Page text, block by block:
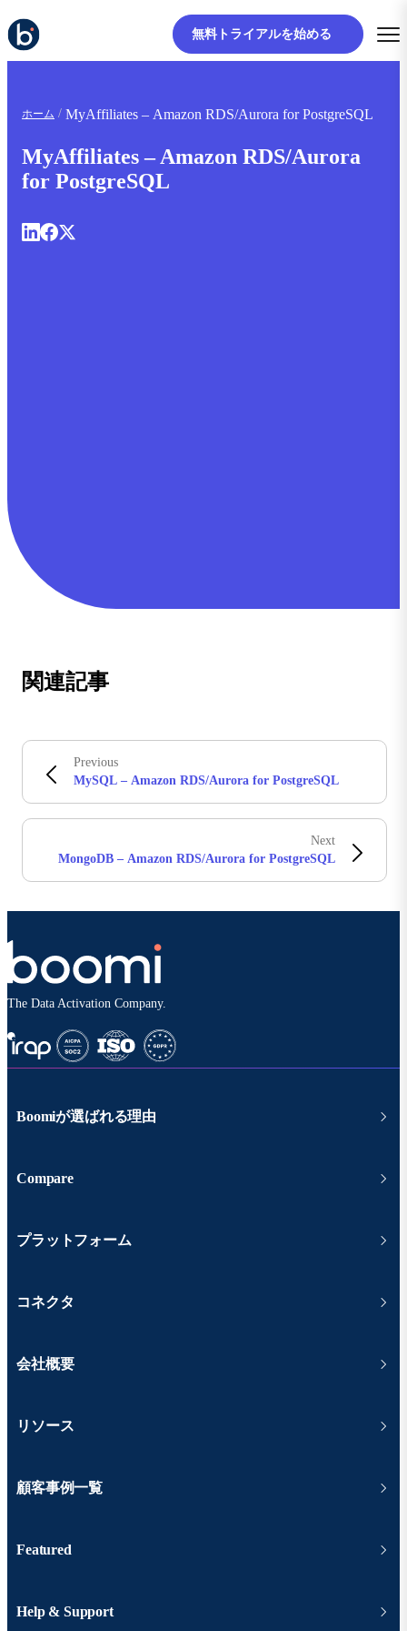
無料トライアルを始める
ホーム MyAffiliates – Amazon RDS/Aurora for PostgreSQL
MyAffiliates – Amazon RDS/Aurora
for PostgreSQL
関連記事
Previous
MySQL – Amazon RDS/Aurora for PostgreSQL
Next
MongoDB – Amazon RDS/Aurora for PostgreSQL
The Data Activation Company.
Boomiが選ばれる理由
Compare
プラットフォーム
コネクタ
会社概要
リソース
顧客事例一覧
Featured
Help & Support